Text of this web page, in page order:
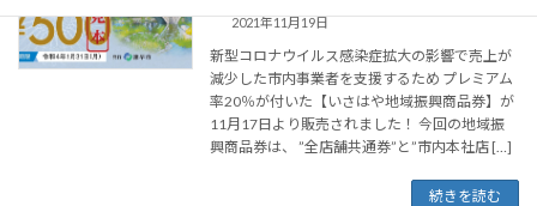
2021年11月19日
新型コロナウイルス感染症拡大の影響で売上が
減少した市内事業者を支援するため プレミアム
率20％が付いた【いさはや地域振興商品券】が
11月17日より販売されました！ 今回の地域振
興商品券は、 ”全店舗共通券”と”市内本社店 […]
続きを読む